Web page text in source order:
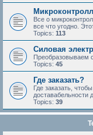
Все о
все что угодно.
Topics: 113
Силовая
Преобразовываем
Topics: 45
Где заказать?
Где заказать,
доставабельности
Topics: 39